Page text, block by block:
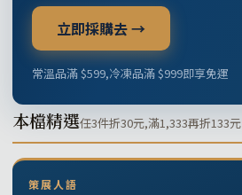
立即採購去 →
常溫品滿 $599,冷凍品滿 $999即享免運
本檔精選任3件折30元,滿1,333再折133元
策展人語